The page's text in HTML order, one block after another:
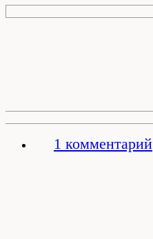
1 комментарий